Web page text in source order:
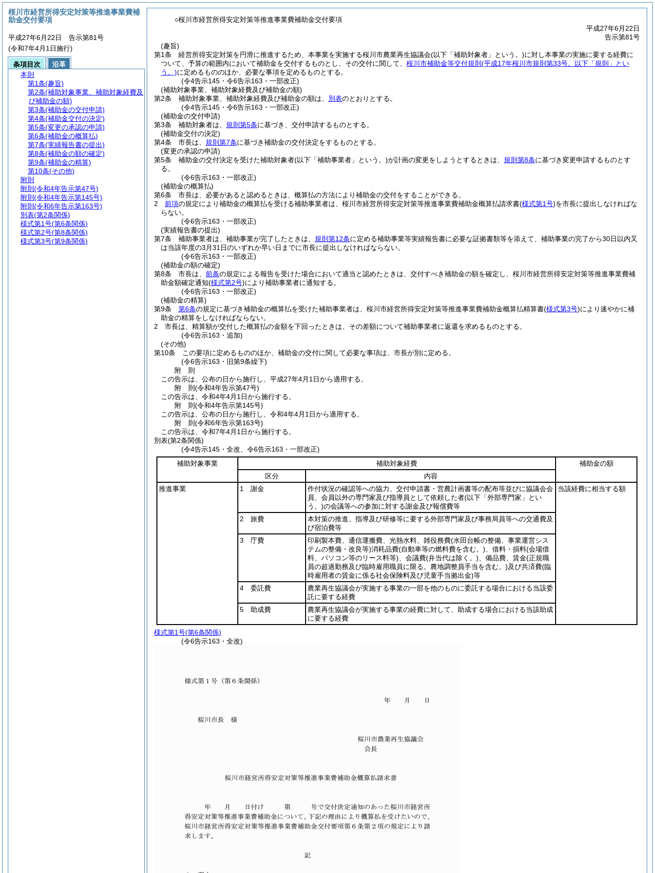
○桜川市経営所得安定対策等推進事業費補助金交付要項
平成27年6月22日
告示第81号
(趣旨)
第1条
経営所得安定対策を円滑に推進するため、本事業を実施する桜川市農業再生協議会(以下「補助対象者」という。)に対し本事業の実施に要する経費に
ついて、予算の範囲内において補助金を交付するものとし、その交付に関して、 桜川市補助金等交付規則 (平成17年桜川市規則第33号。以下「規則」とい
う。)に定めるもののほか、必要な事項を定めるものとする。
(令4告示145・令6告示163・一部改正)
(補助対象事業、補助対象経費及び補助金の額)
第2条
補助対象事業、補助対象経費及び補助金の額は、 別表のとおりとする。
(令4告示145・令6告示163・一部改正)
(補助金の交付申請)
第3条
補助対象者は、 規則第5条に基づき、交付申請するものとする。
(補助金交付の決定)
第4条
市長は、 規則第7条に基づき補助金の交付決定をするものとする。
(変更の承認の申請)
第5条
補助金の交付決定を受けた補助対象者(以下「補助事業者」という。)が計画の変更をしようとするときは、 規則第8条に基づき変更申請するものとす
る。
(令6告示163・一部改正)
(補助金の概算払)
第6条
市長は、必要があると認めるときは、概算払の方法により補助金の交付をすることができる。
2
前項の規定により補助金の概算払を受ける補助事業者は、桜川市経営所得安定対策等推進事業費補助金概算払請求書(様式第1号)を市長に提出しなければな
らない。
(令6告示163・一部改正)
(実績報告書の提出)
第7条
補助事業者は、補助事業が完了したときは、 規則第12条に定める補助事業等実績報告書に必要な証拠書類等を添えて、補助事業の完了から30日以内又
は当該年度の3月31日のいずれか早い日までに市長に提出しなければならない。
(令6告示163・一部改正)
(補助金の額の確定)
第8条
市長は、 前条の規定による報告を受けた場合において適当と認めたときは、交付すべき補助金の額を確定し、桜川市経営所得安定対策等推進事業費補
助金額確定通知(様式第2号)により補助事業者に通知する。
(令6告示163・一部改正)
(補助金の精算)
第9条
第6条の規定に基づき補助金の概算払を受けた補助事業者は、桜川市経営所得安定対策等推進事業費補助金概算払精算書(様式第3号)により速やかに補
助金の精算をしなければならない。
2
市長は、精算額が交付した概算払の金額を下回ったときは、その差額について補助事業者に返還を求めるものとする。
(令6告示163・追加)
(その他)
第10条
この要項に定めるもののほか、補助金の交付に関して必要な事項は、市長が別に定める。
(令6告示163・旧第9条繰下)
附 則
この告示は、公布の日から施行し、平成27年4月1日から適用する。
附 則(令和4年告示第47号)
この告示は、令和4年4月1日から施行する。
附 則(令和4年告示第145号)
この告示は、公布の日から施行し、令和4年4月1日から適用する。
附 則(令和6年告示第163号)
この告示は、令和7年4月1日から施行する。
別表(第2条関係)
(令4告示145・全改、令6告示163・一部改正)
補助対象事業
補助対象経費
補助金の額
区分
内容
推進事業
1 謝金
作付状況の確認等への協力、交付申請書・営農計画書等の配布等並びに協議会会
員、会員以外の専門家及び指導員として依頼した者(以下「外部専門家」とい
う。)の会議等への参加に対する謝金及び報償費等
当該経費に相当する額
2 旅費
本対策の推進、指導及び研修等に要する外部専門家及び事務局員等への交通費及
び宿泊費等
3 庁費
印刷製本費、通信運搬費、光熱水料、雑役務費(水田台帳の整備、事業運営シス
テムの整備・改良等)消耗品費(自動車等の燃料費を含む。) 、借料・損料(会場借
料、パソコン等のリース料等) 、会議費(弁当代は除く。) 、備品費、賃金(正規職
員の超過勤務及び臨時雇用職員に限る。農地調整員手当を含む。)及び共済費(臨
時雇用者の賃金に係る社会保険料及び児童手当拠出金)等
4 委託費
農業再生協議会が実施する事業の一部を他のものに委託する場合における当該委
託に要する経費
5 助成費
農業再生協議会が実施する事業の経費に対して、助成する場合における当該助成
に要する経費
様式第1号(第6条関係)
(令6告示163・全改)
桜川市経営所得安定対策等推進事業費補
助金交付要項
平成27年6月22日 告示第81号
(令和7年4月1日施行)
条項目次
沿革
本則
第1条(趣旨)
第2条(補助対象事業、補助対象経費及
び補助金の額)
第3条(補助金の交付申請)
第4条(補助金交付の決定)
第5条(変更の承認の申請)
第6条(補助金の概算払)
第7条(実績報告書の提出)
第8条(補助金の額の確定)
第9条(補助金の精算)
第10条(その他)
附則
附則 (令和4年告示第47号)
附則 (令和4年告示第145号)
附則 (令和6年告示第163号)
別表(第2条関係)
様式第1号(第6条関係)
様式第2号(第8条関係)
様式第3号(第9条関係)